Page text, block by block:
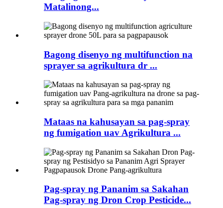
Matalinong...
Bagong disenyo ng multifunction na
sprayer sa agrikultura dr ...
Mataas na kahusayan sa pag-spray
ng fumigation uav Agrikultura ...
Pag-spray ng Pananim sa Sakahan
Pag-spray ng Dron Crop Pesticide...